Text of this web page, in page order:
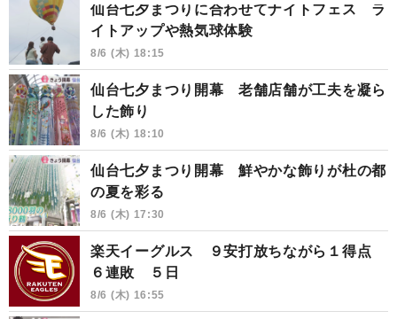
仙台七夕まつりに合わせてナイトフェス ラ
イトアップや熱気球体験
8/6 (木) 18:15
仙台七夕まつり開幕 老舗店舗が工夫を凝ら
した飾り
8/6 (木) 18:10
仙台七夕まつり開幕 鮮やかな飾りが杜の都
の夏を彩る
8/6 (木) 17:30
楽天イーグルス ９安打放ちながら１得点
６連敗 ５日
8/6 (木) 16:55